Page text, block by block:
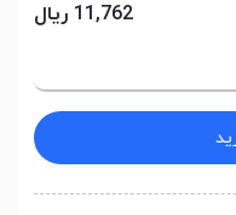
11,762 ریال